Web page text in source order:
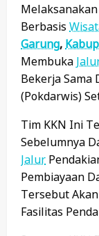
Berbasis
Garung,
Membuka
Bekerja Sama
(Pokdarwis)
Tim KKN Ini
Sebelumnya
Jalur
Pembiayaan
Tersebut
Fasilitas